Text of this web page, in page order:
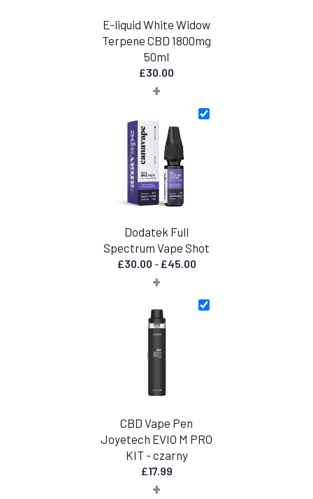
E-liquid White Widow
Terpene CBD 1800mg
50ml
£30.00
+
Dodatek Full
Spectrum Vape Shot
£30.00 - £45.00Zakres
30,00
+
CBD Vape Pen
Joyetech EVIO M PRO
KIT - czarny
£17.99
+